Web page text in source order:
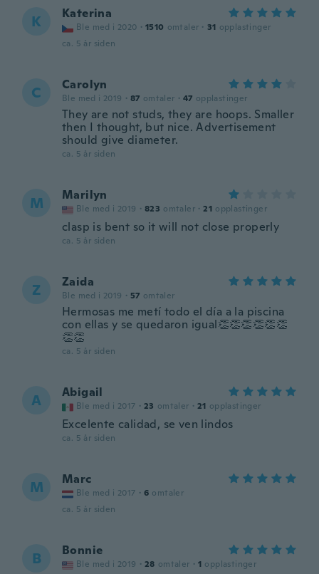
K Katerina
Ble med i 2020 · 1510 omtaler · 31 opplastinger
ca. 5 år siden
C Carolyn
Ble med i 2019 · 87 omtaler · 47 opplastinger
They are not studs, they are hoops. Smaller
then I thought, but nice. Advertisement
should give diameter.
ca. 5 år siden
M Marilyn
Ble med i 2019 · 823 omtaler · 21 opplastinger
clasp is bent so it will not close properly
ca. 5 år siden
Z Zaida
Ble med i 2019 · 57 omtaler
Hermosas me metí todo el día a la piscina
con ellas y se quedaron igual👏👏👏👏👏👏
👏👏
ca. 5 år siden
A Abigail
Ble med i 2017 · 23 omtaler · 21 opplastinger
Excelente calidad, se ven lindos
ca. 5 år siden
M Marc
Ble med i 2017 · 6 omtaler
ca. 5 år siden
B Bonnie
Ble med i 2019 · 28 omtaler · 1 opplastinger